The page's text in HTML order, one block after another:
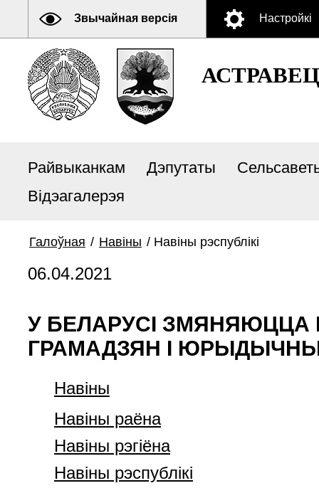
Звычайная версія Настройкі
Райвыканкам Дэпутаты
Відэагалерэя
Галоўная / Навіны / Навіны рэспублікі
06.04.2021
У БЕЛАРУСІ
ГРАМАДЗЯН І
Навіны
Навіны раёна
Навіны рэгіёна
Навіны рэспублікі